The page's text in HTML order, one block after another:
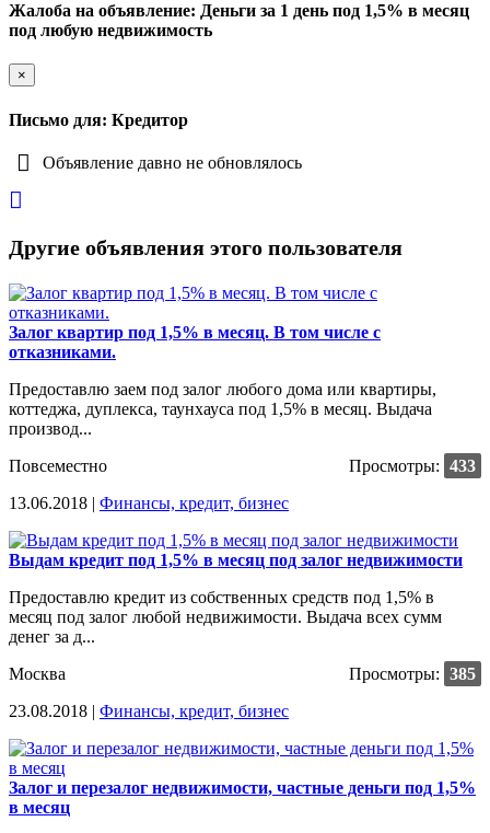
Жалоба на объявление: Деньги за 1 день под 1,5% в месяц
под любую недвижимость
×
Письмо для: Кредитор
Объявление давно не обновлялось
Другие объявления этого пользователя
Залог квартир под 1,5% в месяц. В том числе с
отказниками.
Предоставлю заем под залог любого дома или квартиры,
коттеджа, дуплекса, таунхауса под 1,5% в месяц. Выдача
производ...
Повсеместно
Просмотры: 433
13.06.2018 | Финансы, кредит, бизнес
Выдам кредит под 1,5% в месяц под залог недвижимости
Предоставлю кредит из собственных средств под 1,5% в
месяц под залог любой недвижимости. Выдача всех сумм
денег за д...
Москва
Просмотры: 385
23.08.2018 | Финансы, кредит, бизнес
Залог и перезалог недвижимости, частные деньги под 1,5%
в месяц